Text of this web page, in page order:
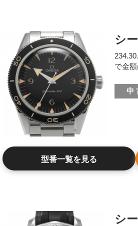
シ
で金額
中
型番一覧を見る
シ